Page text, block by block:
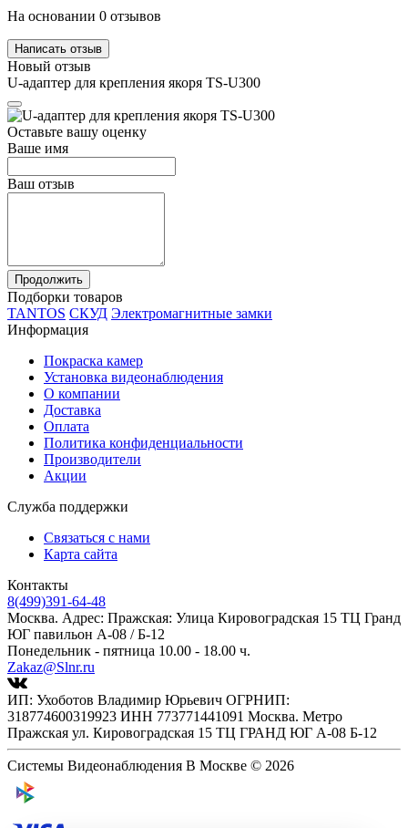
На основании 0 отзывов
Написать отзыв
Новый отзыв
U-адаптер для крепления якоря TS-U300
Оставьте вашу оценку
Ваше имя
Ваш отзыв
Продолжить
Подборки товаров
TANTOS СКУД Электромагнитные замки
Информация
Покраска камер
Установка видеонаблюдения
О компании
Доставка
Оплата
Политика конфиденциальности
Производители
Акции
Служба поддержки
Связаться с нами
Карта сайта
Контакты
8(499)391-64-48
Москва. Адрес: Пражская: Улица Кировоградская 15 ТЦ Гранд
ЮГ павильон А-08 / Б-12
Понедельник - пятница 10.00 - 18.00 ч.
Zakaz@Slnr.ru
ИП: Ухоботов Владимир Юрьевич ОГРНИП:
318774600319923 ИНН 773771441091 Москва. Метро
Пражская ул. Кировоградская 15 ТЦ ГРАНД ЮГ А-08 Б-12
Системы Видеонаблюдения В Москве © 2026